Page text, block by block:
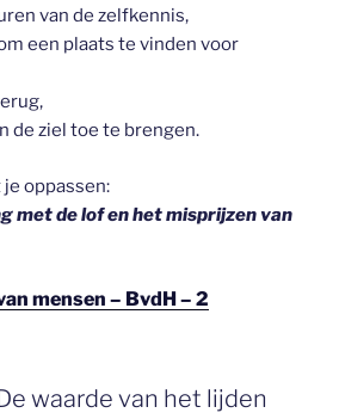
van de zelfkennis,
een plaats te vinden voor
de ziel toe te brengen.
oppassen:
met de lof en het misprijzen van
mensen – BvdH – 2
waarde van het lijden